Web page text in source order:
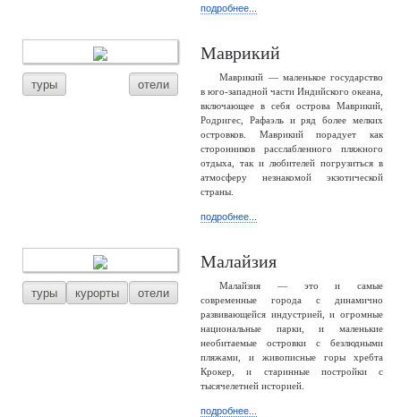
подробнее...
туры отели
Маврикий
Маврикий — маленькое государство
в юго-западной части Индийского океана,
включающее в себя острова Маврикий,
Родригес, Рафаэль и ряд более мелких
островков. Маврикий порадует как
сторонников расслабленного пляжного
отдыха, так и любителей погрузиться в
атмосферу незнакомой экзотической
страны.
подробнее...
туры курорты отели
Малайзия
Малайзия — это и самые
современные города с динамично
развивающейся индустрией, и огромные
национальные парки, и маленькие
необитаемые островки с безлюдными
пляжами, и живописные горы хребта
Крокер, и старинные постройки с
тысячелетней историей.
подробнее...